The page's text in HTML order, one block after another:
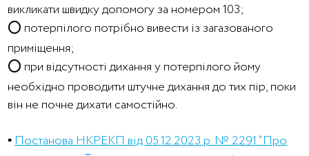
викликати швидку допомогу за номером 103;
⭕ потерпілого потрібно вивести із загазованого
приміщення;
⭕ при відсутності дихання у потерпілого йому
необхідно проводити штучне дихання до тих пір, поки
він не почне дихати самостійно.
▪️Постанова НКРЕКП від 05.12.2023 р. № 2291 “Про